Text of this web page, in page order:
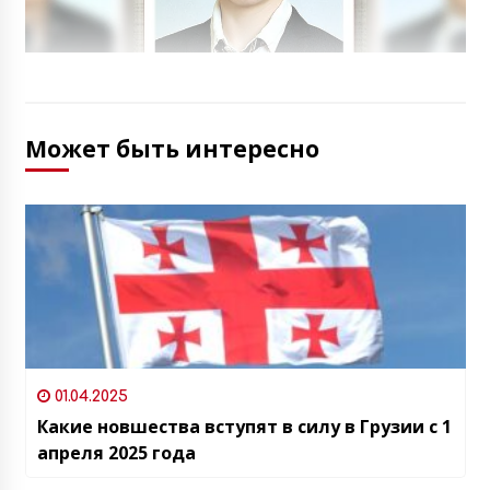
Может быть интересно
01.04.2025
Какие новшества вступят в силу в Грузии с 1
апреля 2025 года